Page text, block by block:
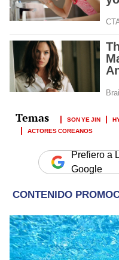
SON YE JIN
ACTORES COREANOS
Prefiero a
Google